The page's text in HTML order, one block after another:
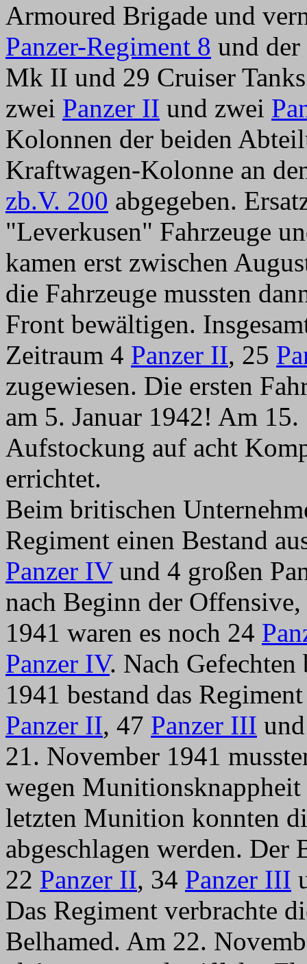
Armoured Brigade und
Panzer-Regiment 8 und
Mk II und 29 Cruiser
zwei Panzer II und zwei
Kolonnen der beiden
Kraftwagen-Kolonne an
zb.V. 200 abgegeben.
"Leverkusen" Fahrzeuge
kamen erst zwischen
die Fahrzeuge mussten
Front bewältigen.
Zeitraum 4 Panzer II, 25
zugewiesen. Die ersten
am 5. Januar 1942! Am
Aufstockung auf acht
errichtet.
Beim britischen
Regiment einen Bestand
Panzer IVund 4 großen
nach Beginn der
1941 waren es noch 24
Panzer IV. Nach
1941 bestand das
Panzer II, 47 Panzer III
21. November 1941
wegen
letzten Munition konnten
abgeschlagen werden. Der
22 Panzer II, 34 Panzer III
Das Regiment verbrachte
Belhamed. Am 22.